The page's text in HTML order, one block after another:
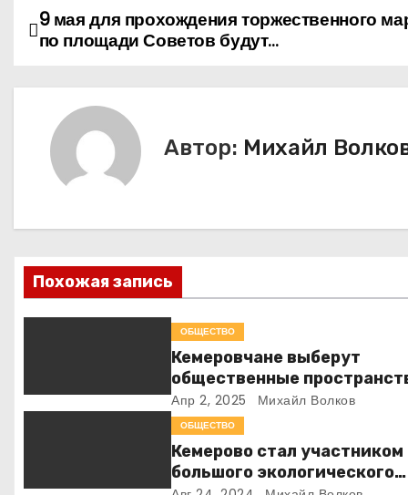
Н
ц
и
о
а
9 мая для прохождения торжественного
по площади Советов будут…
Автор: Михайл
Похожая запись
ОБЩЕСТВО
Кемеровчане выберут
общественные
для благоустройства через
всенародное голосование
Апр 2, 2025 Михайл Волков
ОБЩЕСТВО
Кемерово стал участником
большого экологического